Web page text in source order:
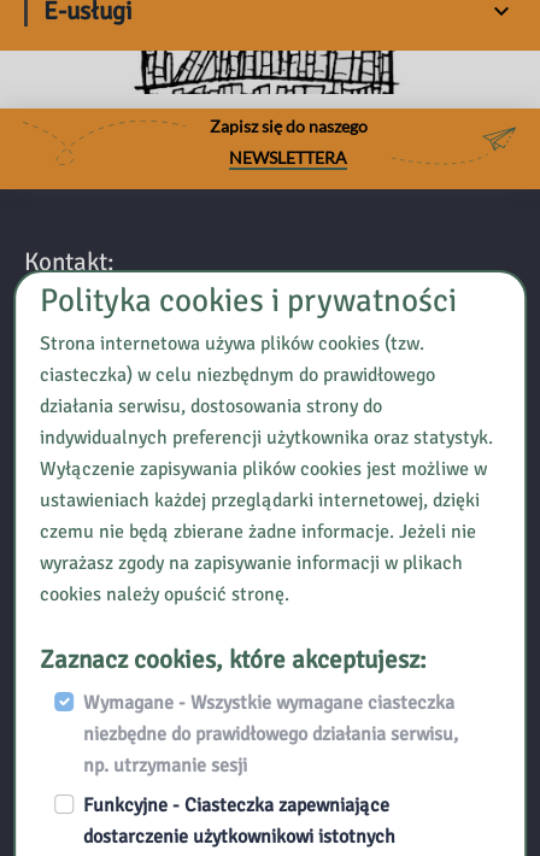
E-usługi
Zapisz się do naszego
NEWSLETTERA
Kontakt:
Biblioteka Pedagogiczna w Ciechanowie
ul. 17 Stycznia 9,
06-400 Ciechanów
tel. (23) 672-33-77
e-mail: sekretariat@bpciechanow.edu.pl
Adres do e-Doręczeń:
AE:PL-49084-40005-JJFTU-25
Przydatne linki:
Mapa strony
Polityka prywatności
Deklaracja dostępności
Polityka cookies i prywatności
Strona internetowa używa plików cookies (tzw.
ciasteczka) w celu niezbędnym do prawidłowego
działania serwisu, dostosowania strony do
indywidualnych preferencji użytkownika oraz statystyk.
Wyłączenie zapisywania plików cookies jest możliwe w
ustawieniach każdej przeglądarki internetowej, dzięki
czemu nie będą zbierane żadne informacje. Jeżeli nie
wyrażasz zgody na zapisywanie informacji w plikach
cookies należy opuścić stronę.
Zaznacz cookies, które akceptujesz:
Wymagane - Wszystkie wymagane ciasteczka
niezbędne do prawidłowego działania serwisu,
np. utrzymanie sesji
Funkcyjne - Ciasteczka zapewniające
dostarczenie użytkownikowi istotnych